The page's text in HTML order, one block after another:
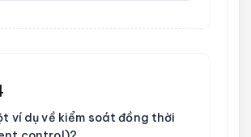
ví dụ về kiểm soát đồng thời